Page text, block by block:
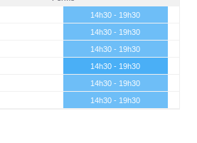
14h30 - 19h30
14h30 - 19h30
14h30 - 19h30
14h30 - 19h30
14h30 - 19h30
14h30 - 19h30